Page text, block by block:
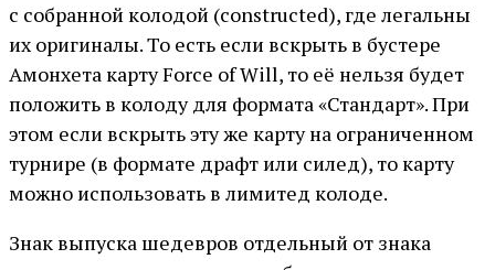
с собранной колодой (constructed), где легальны
их оригиналы. То есть если вскрыть в бустере
Амонхета карту Force of Will, то её нельзя будет
положить в колоду для формата «Стандарт». При
этом если вскрыть эту же карту на ограниченном
турнире (в формате драфт или силед), то карту
можно использовать в лимитед колоде.
Знак выпуска шедевров отдельный от знака